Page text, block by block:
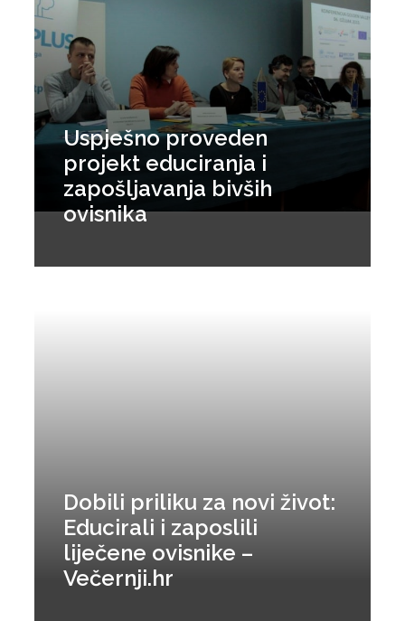
Uspješno proveden
projekt educiranja i
zapošljavanja bivših
ovisnika
Dobili priliku za novi život:
Educirali i zaposlili
liječene ovisnike –
Večernji.hr